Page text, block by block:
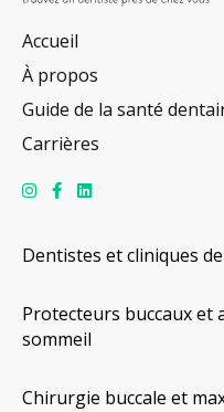
Accueil
À propos
Guide de la santé
Carrières
Dentistes et cliniques
Protecteurs buccaux et
sommeil
Chirurgie buccale et